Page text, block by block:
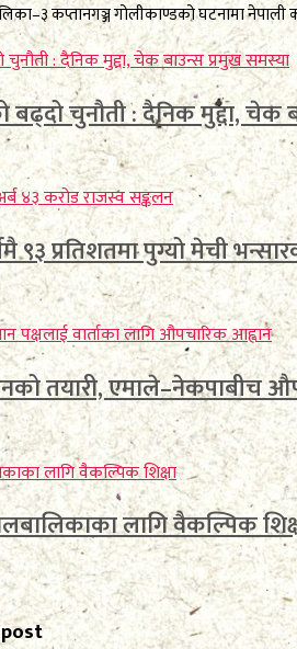
कप्तानगञ्ज गोलीकाण्डको घटनामा
चुनौती : दैनिक मुद्दा, चेक
९३ प्रतिशतमा पुग्यो मेची
तयारी,
लागि वैकल्पिक